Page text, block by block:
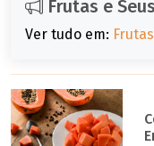
Frutas e
Ver tudo em: